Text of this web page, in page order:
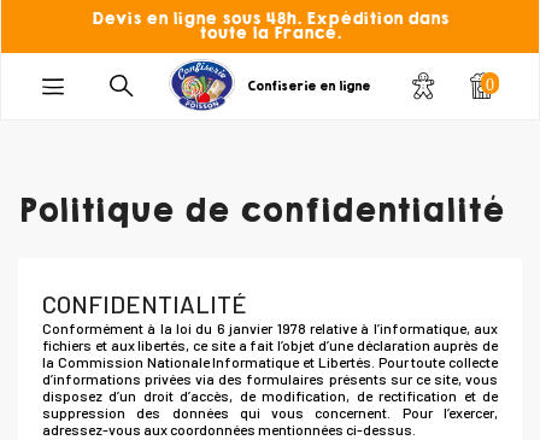
Devis en ligne sous 48h. Expédition dans
toute la France.
Confiserie en ligne 0
Politique de confidentialité
CONFIDENTIALITÉ
Conformément à la loi du 6 janvier 1978 relative à l’informatique, aux
fichiers et aux libertés, ce site a fait l’objet d’une déclaration auprès de
la Commission Nationale Informatique et Libertés. Pour toute collecte
d’informations privées via des formulaires présents sur ce site, vous
disposez d’un droit d’accès, de modification, de rectification et de
suppression des données qui vous concernent. Pour l’exercer,
adressez-vous aux coordonnées mentionnées ci-dessus.